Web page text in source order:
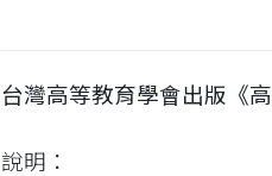
台灣高等教育學會出版《
說明：